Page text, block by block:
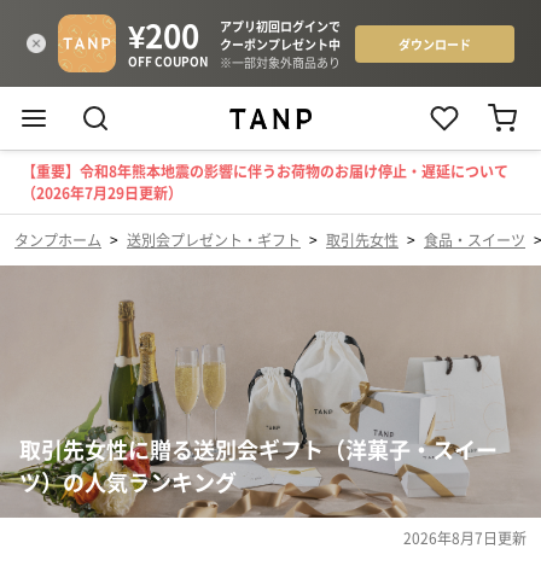
【重要】令和8年熊本地震の影響に伴うお荷物のお届け停止・遅延について
（2026年7月29日更新）
タンプホーム > 送別会プレゼント・ギフト > 取引先女性 > 食品・スイーツ
取引先女性に贈る送別会ギフト（洋菓子・スイー
ツ）の人気ランキング
2026年8月7日更新